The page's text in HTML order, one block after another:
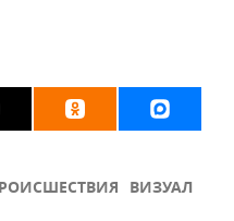
ВИЗУАЛ